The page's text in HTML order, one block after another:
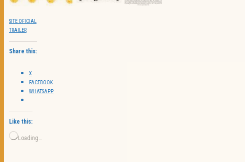
SITE OFICIAL
TRAILER
Share this:
X
FACEBOOK
WHATSAPP
Like this:
Loading…